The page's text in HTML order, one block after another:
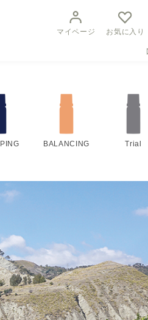
マイページ お気に入り
BALANCING Trial